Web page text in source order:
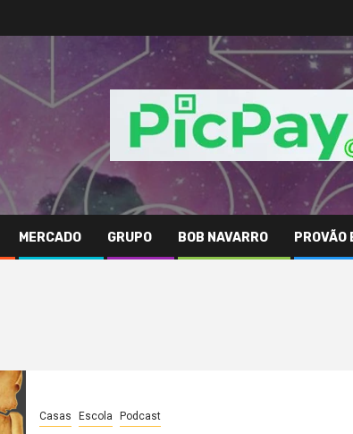
MERCADO GRUPO BOB NAVARRO PROVÃO
Casas Escola Podcast